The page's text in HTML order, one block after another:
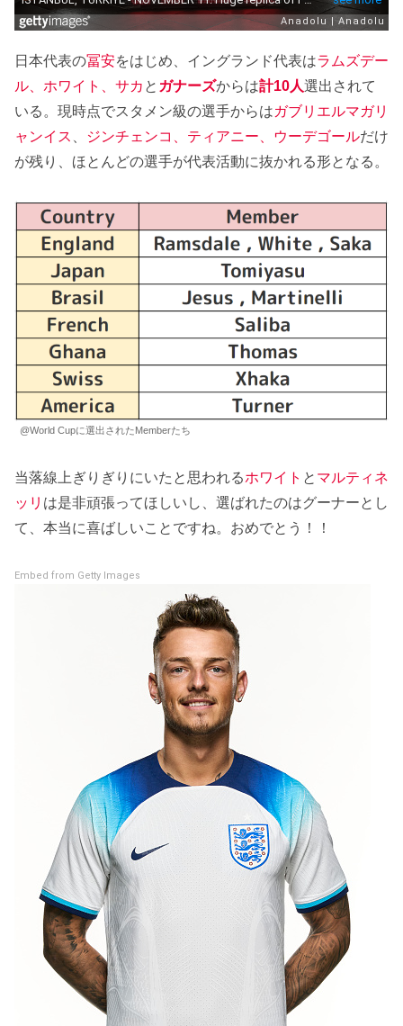
日本代表の冨安をはじめ、イングランド代表はラムズデー
ル、ホワイト、サカ と ガナーズからは計10人選出されて
いる。現時点でスタメン級の選手からはガブリエルマガリ
ャンイス
ジンチェンコ、ティアニー、ウーデゴールだけ
が残り、ほとんどの選手が代表活動に抜かれる形となる。
@World Cupに選出されたMemberたち
当落線上ぎりぎりにいたと思われるホワイト と マルティネ
ッリ は是非頑張ってほしいし、選ばれたのはグーナーとし
て、本当に喜ばしいことですね。おめでとう！！
Embed from Getty Images